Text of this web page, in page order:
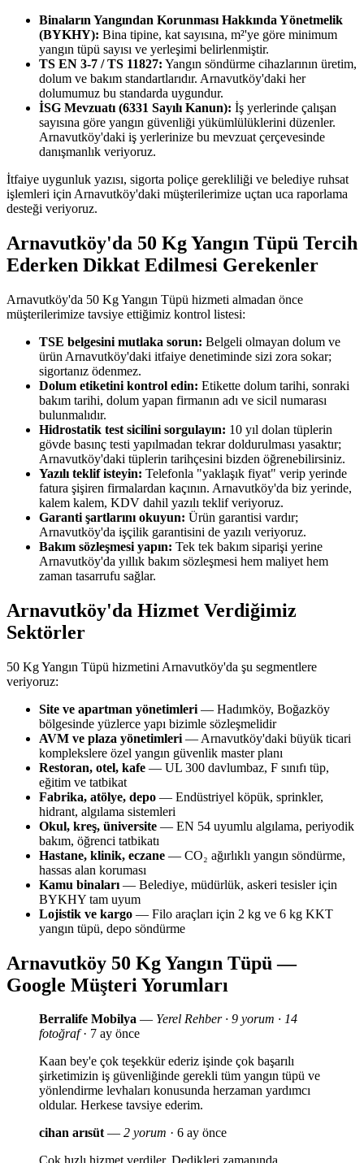
Binaların Yangından Korunması Hakkında Yönetmelik
(BYKHY): Bina tipine, kat sayısına, m²'ye göre minimum
yangın tüpü sayısı ve yerleşimi belirlenmiştir.
TS EN 3-7 / TS 11827: Yangın söndürme cihazlarının üretim,
dolum ve bakım standartlarıdır. Arnavutköy'daki her
dolumumuz bu standarda uygundur.
İSG Mevzuatı (6331 Sayılı Kanun): İş yerlerinde çalışan
sayısına göre yangın güvenliği yükümlülüklerini düzenler.
Arnavutköy'daki iş yerlerinize bu mevzuat çerçevesinde
danışmanlık veriyoruz.
İtfaiye uygunluk yazısı, sigorta poliçe gerekliliği ve belediye ruhsat
işlemleri için Arnavutköy'daki müşterilerimize uçtan uca raporlama
desteği veriyoruz.
Arnavutköy'da 50 Kg Yangın Tüpü Tercih
Ederken Dikkat Edilmesi Gerekenler
Arnavutköy'da 50 Kg Yangın Tüpü hizmeti almadan önce
müşterilerimize tavsiye ettiğimiz kontrol listesi:
TSE belgesini mutlaka sorun: Belgeli olmayan dolum ve
ürün Arnavutköy'daki itfaiye denetiminde sizi zora sokar;
sigortanız ödenmez.
Dolum etiketini kontrol edin: Etikette dolum tarihi, sonraki
bakım tarihi, dolum yapan firmanın adı ve sicil numarası
bulunmalıdır.
Hidrostatik test sicilini sorgulayın: 10 yıl dolan tüplerin
gövde basınç testi yapılmadan tekrar doldurulması yasaktır;
Arnavutköy'daki tüplerin tarihçesini bizden öğrenebilirsiniz.
Yazılı teklif isteyin: Telefonla "yaklaşık fiyat" verip yerinde
fatura şişiren firmalardan kaçının. Arnavutköy'da biz yerinde,
kalem kalem, KDV dahil yazılı teklif veriyoruz.
Garanti şartlarını okuyun: Ürün garantisi vardır;
Arnavutköy'da işçilik garantisini de yazılı veriyoruz.
Bakım sözleşmesi yapın: Tek tek bakım siparişi yerine
Arnavutköy'da yıllık bakım sözleşmesi hem maliyet hem
zaman tasarrufu sağlar.
Arnavutköy'da Hizmet Verdiğimiz
Sektörler
50 Kg Yangın Tüpü hizmetini Arnavutköy'da şu segmentlere
veriyoruz:
Site ve apartman yönetimleri — Hadımköy, Boğazköy
bölgesinde yüzlerce yapı bizimle sözleşmelidir
AVM ve plaza yönetimleri — Arnavutköy'daki büyük ticari
komplekslere özel yangın güvenlik master planı
Restoran, otel, kafe — UL 300 davlumbaz, F sınıfı tüp,
eğitim ve tatbikat
Fabrika, atölye, depo — Endüstriyel köpük, sprinkler,
hidrant, algılama sistemleri
Okul, kreş, üniversite — EN 54 uyumlu algılama, periyodik
bakım, öğrenci tatbikatı
Hastane, klinik, eczane — CO₂ ağırlıklı yangın söndürme,
hassas alan koruması
Kamu binaları — Belediye, müdürlük, askeri tesisler için
BYKHY tam uyum
Lojistik ve kargo — Filo araçları için 2 kg ve 6 kg KKT
yangın tüpü, depo söndürme
Arnavutköy 50 Kg Yangın Tüpü —
Google Müşteri Yorumları
Berralife Mobilya — Yerel Rehber · 9 yorum · 14
fotoğraf· 7 ay önce
Kaan bey'e çok teşekkür ederiz işinde çok başarılı
şirketimizin iş güvenliğinde gerekli tüm yangın tüpü ve
yönlendirme levhaları konusunda herzaman yardımcı
oldular. Herkese tavsiye ederim.
cihan arısüt— 2 yorum · 6 ay önce